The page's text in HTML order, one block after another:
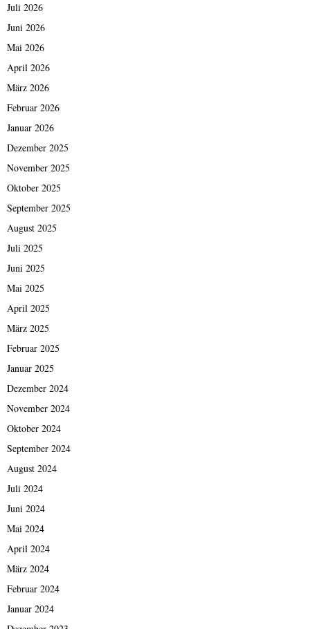
Juli 2026
Juni 2026
Mai 2026
April 2026
März 2026
Februar 2026
Januar 2026
Dezember 2025
November 2025
Oktober 2025
September 2025
August 2025
Juli 2025
Juni 2025
Mai 2025
April 2025
März 2025
Februar 2025
Januar 2025
Dezember 2024
November 2024
Oktober 2024
September 2024
August 2024
Juli 2024
Juni 2024
Mai 2024
April 2024
März 2024
Februar 2024
Januar 2024